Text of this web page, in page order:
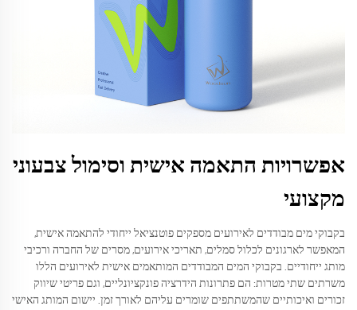
אפשרויות התאמה אישית וסימול צבעוני
מקצועי
בקבוקי מים מבודדים לאירועים מספקים פוטנציאל ייחודי להתאמה אישית,
המאפשר לארגונים לכלול סמלים, תאריכי אירועים, מסרים של החברה ורכיבי
מותג ייחודיים. בקבוקי המים המבודדים המותאמים אישית לאירועים הללו
משרתים שתי מטרות: הם פתרונות הידרציה פונקציונליים, וגם פריטי שיווק
זכורים ואיכותיים שהמשתתפים שומרים עליהם לאורך זמן. יישום המותג האישי